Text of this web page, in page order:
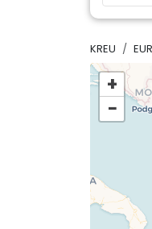
KREU
+
−